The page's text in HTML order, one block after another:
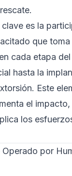
es la
que
cada etapa
hasta la
Este
el
los
Operado por